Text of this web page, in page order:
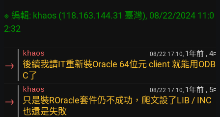
※ 編輯: khaos (118.163.144.31 臺灣), 08/22/2024 11:0
→
khaos 08/22 17:10, 1年前 , 4F
後續我請IT重新裝Oracle 64位元 client 就能用ODB
C了
→
khaos 08/22 17:10, 1年前 , 5F
只是裝ROracle套件仍不成功，爬文設了LIB / INC
也還是失敗